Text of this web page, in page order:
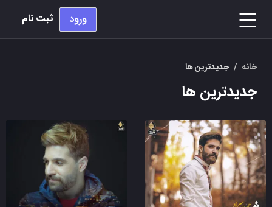
ورود ثبت نام
خانه / جدیدترین ها
جدیدترین ها